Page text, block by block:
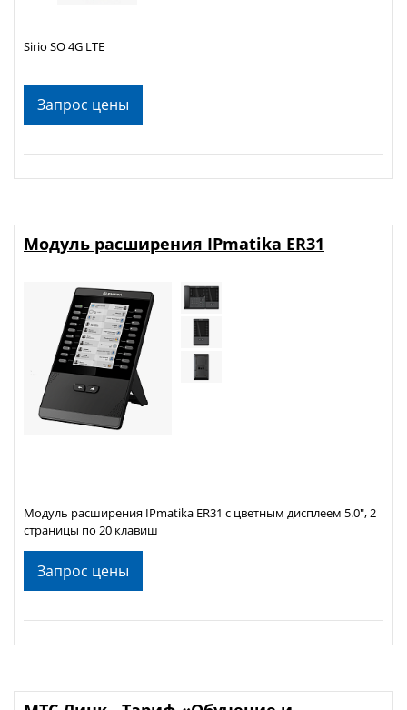
Запрос цены
Sirio SO 4G LTE
Запрос цены
Модуль расширения IPmatika ER31
Модуль расширения IPmatika ER31 с цветным дисплеем 5.0", 2
страницы по 20 клавиш